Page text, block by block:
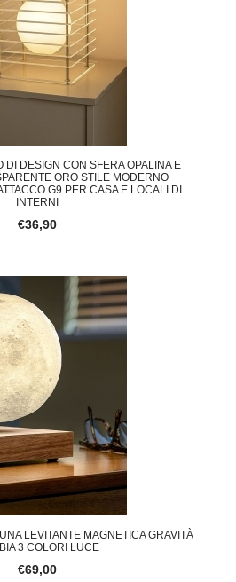
DI DESIGN CON SFERA OPALINA E
ORO STILE MODERNO
G9 PER CASA E LOCALI DI
INTERNI
€36,90
LEVITANTE MAGNETICA GRAVITÀ
3 COLORI LUCE
€69,00